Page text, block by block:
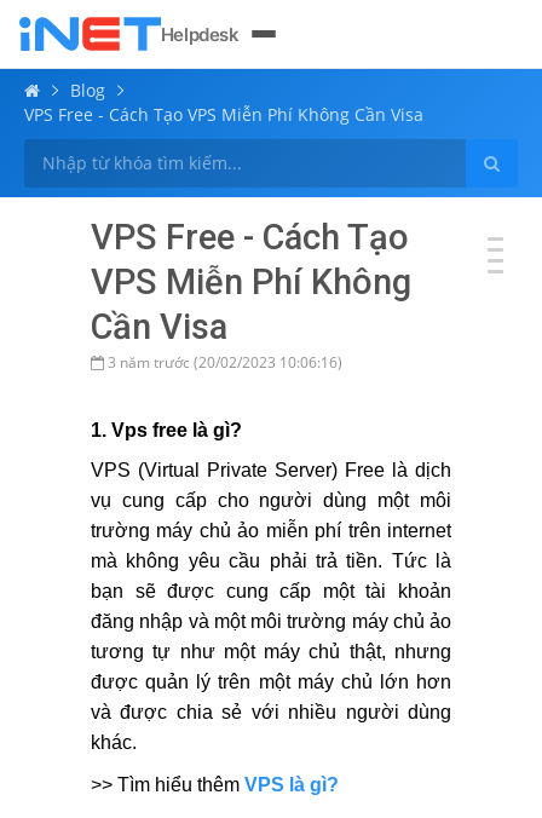
Helpdesk
Blog
VPS Free - Cách Tạo VPS Miễn Phí Không Cần Visa
VPS Free - Cách Tạo
VPS Miễn Phí Không
Cần Visa
3 năm trước (20/02/2023 10:06:16)
1. Vps free là gì?
VPS (Virtual Private Server) Free là dịch
vụ cung cấp cho người dùng một môi
trường máy chủ ảo miễn phí trên internet
mà không yêu cầu phải trả tiền. Tức là
bạn sẽ được cung cấp một tài khoản
đăng nhập và một môi trường máy chủ ảo
tương tự như một máy chủ thật, nhưng
được quản lý trên một máy chủ lớn hơn
và được chia sẻ với nhiều người dùng
khác.
>> Tìm hiểu thêm VPS là gì?